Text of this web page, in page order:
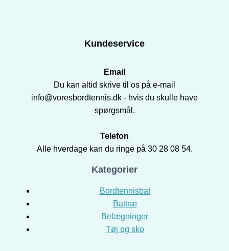
Kundeservice
Email
Du kan altid skrive til os på e-mail
info@voresbordtennis.dk - hvis du skulle have
spørgsmål.
Telefon
Alle hverdage kan du ringe på 30 28 08 54.
Kategorier
Bordtennisbat
Battræ
Belægninger
Tøj og sko